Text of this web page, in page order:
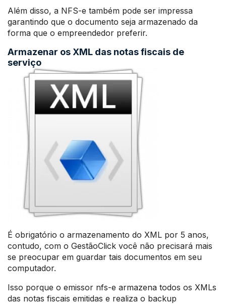
Além disso, a NFS-e também pode ser impressa
garantindo que o documento seja armazenado da
forma que o empreendedor preferir.
Armazenar os XML das notas fiscais de
serviço
É obrigatório o armazenamento do XML por 5 anos,
contudo, com o GestãoClick você não precisará mais
se preocupar em guardar tais documentos em seu
computador.
Isso porque o emissor nfs-e armazena todos os XMLs
das notas fiscais emitidas e realiza o backup